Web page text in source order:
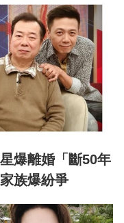
爆離婚「斷50年
族爆紛爭